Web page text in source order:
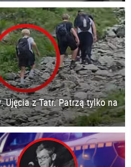
Ujęcia z Tatr. Patrzą tylko na